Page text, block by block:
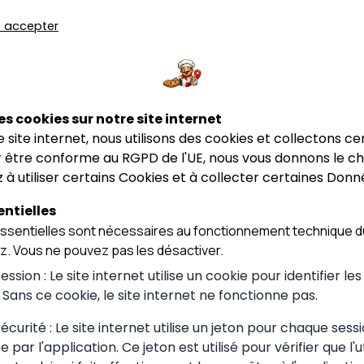
Changement de
Changement de
Manziat
accepter
cookies sur notre site internet
site internet, nous utilisons des cookies et collectons
conforme au RGPD de l'UE, nous vous donnons le
à utiliser certains Cookies et à collecter certaines
sont nécessaires au fonctionnement technique
Vous ne pouvez pas les désactiver.
: Le site internet utilise un cookie pour identifier les
ce cookie, le site internet ne fonctionne pas.
: Le site internet utilise un jeton pour chaque
par l'application. Ce jeton est utilisé pour vérifier que